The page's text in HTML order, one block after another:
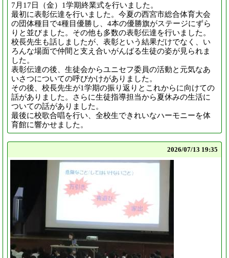
7月17日（金）1学期終業式を行いました。
最初に表彰伝達を行いました。今夏の西宮市総合体育大会
の団体種目で4種目優勝し、4本の優勝旗がステージにずら
りと並びました。その他も多数の表彰伝達を行いました。
校長先生も話しましたが、表彰という結果だけでなく、い
ろんな場面で仲間と支え合いがんばる生徒の姿が見られま
した。
表彰伝達の後、生徒会からユニセフ委員の活動と元気なあ
いさつについての呼びかけがありました。
その後、校長先生が1学期の振り返りとこれからに向けての
話がありました。さらに生徒指導担当から夏休みの生活に
ついての話がありました。
最後に校歌合唱を行い、全校生できれいなハーモニーを体
育館に響かせました。
2026/07/13 19:35